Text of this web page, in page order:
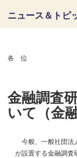
ニュース＆トピ
各 位
金融調査
いて（金
今般、一般社団法
が設置する金融調